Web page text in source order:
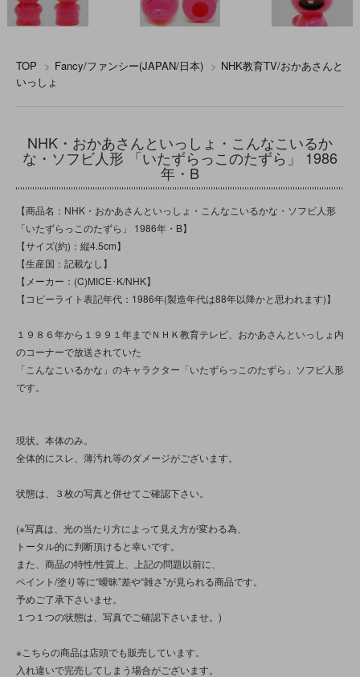
TOP > Fancy/ファンシー(JAPAN/日本) > NHK教育TV/おかあさんと
いっしょ
NHK・おかあさんといっしょ・こんなこいるか
な・ソフビ人形 「いたずらっこのたずら」 1986
年・B
【商品名：NHK・おかあさんといっしょ・こんなこいるかな・ソフビ人形
「いたずらっこのたずら」 1986年・B】
【サイズ(約)：縦4.5cm】
【生産国：記載なし】
【メーカー：(C)MICE･K/NHK】
【コピーライト表記年代：1986年(製造年代は88年以降かと思われます)】
１９８６年から１９９１年までＮＨＫ教育テレビ、おかあさんといっしょ内
のコーナーで放送されていた
「こんなこいるかな」のキャラクター「いたずらっこのたずら」ソフビ人形
です。
現状。本体のみ。
全体的にスレ、薄汚れ等のダメージがございます。
状態は、３枚の写真と併せてご確認下さい。
(※写真は、光の当たり方によって見え方が変わる為、
トータル的に判断頂けると幸いです。
また、商品の特性/性質上、上記の問題以前に、
ペイント/塗り等に“曖昧”差や“雑さ”が見られる商品です。
予めご了承下さいませ。
１つ１つの状態は、写真でご確認下さいませ。)
※こちらの商品は店頭でも販売しています。
入れ違いで完売してしまう場合がございます。